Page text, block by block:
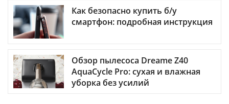
Как безопасно купить б/у
смартфон: подробная инструкция
Обзор пылесоса Dreame Z40
AquaCycle Pro: сухая и влажная
уборка без усилий